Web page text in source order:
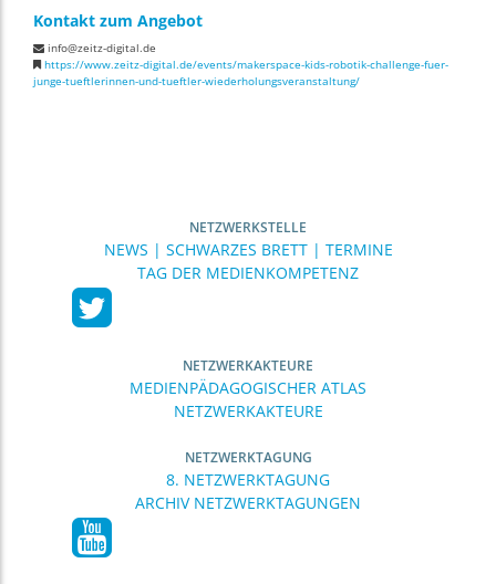
Kontakt zum Angebot
info@zeitz-digital.de
https://www.zeitz-digital.de/events/makerspace-kids-robotik-challenge-fuer-
junge-tueftlerinnen-und-tueftler-wiederholungsveranstaltung/
NETZWERKSTELLE
NEWS | SCHWARZES BRETT | TERMINE
TAG DER MEDIENKOMPETENZ
NETZWERKAKTEURE
MEDIENPÄDAGOGISCHER ATLAS
NETZWERKAKTEURE
NETZWERKTAGUNG
8. NETZWERKTAGUNG
ARCHIV NETZWERKTAGUNGEN